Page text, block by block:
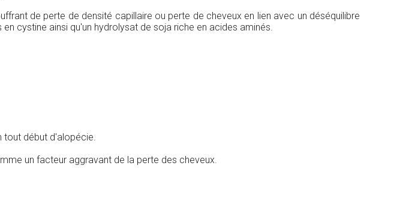
de perte de densité capillaire ou perte de cheveux en lien avec un déséquilibre
cystine ainsi qu'un hydrolysat de soja riche en acides aminés.
tout début d'alopécie.
un facteur aggravant de la perte des cheveux.